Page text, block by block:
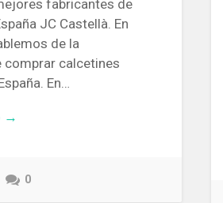
fabricantes de
JC Castellà. En
de la
comprar calcetines
En…
→
0